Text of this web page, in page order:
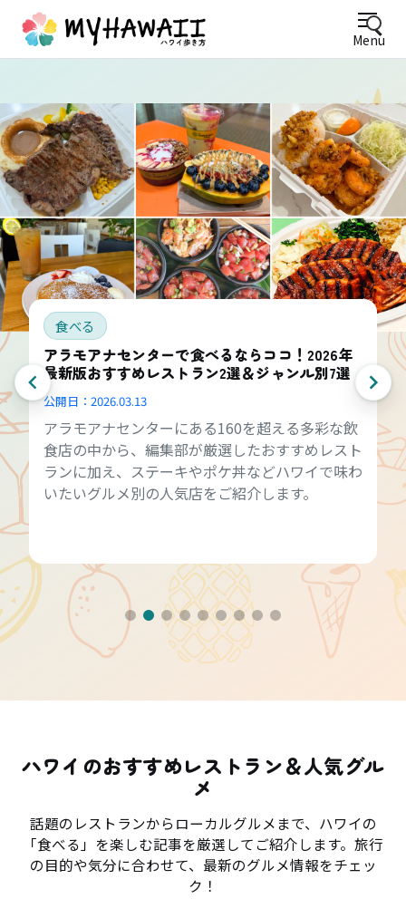
Menu
食べる
アラモアナセンターで食べるならココ！2026年
最新版おすすめレストラン2選＆ジャンル別7選
公開日： 2026.03.13
アラモアナセンターにある160を超える多彩な飲
食店の中から、編集部が厳選したおすすめレスト
ランに加え、ステーキやポケ丼などハワイで味わ
いたいグルメ別の人気店をご紹介します。
ハワイのおすすめレストラン＆人気グル
メ
話題のレストランからローカルグルメまで、ハワイの
「食べる」を楽しむ記事を厳選してご紹介します。旅行
の目的や気分に合わせて、最新のグルメ情報をチェッ
ク！